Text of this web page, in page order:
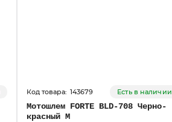
143679 Есть в наличии
Мотошлем FORTE BLD-708 Черно-
красный M